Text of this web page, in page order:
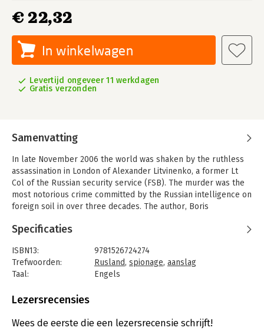
€ 22,32
In winkelwagen
Levertijd ongeveer 11 werkdagen
Gratis verzonden
Samenvatting
In late November 2006 the world was shaken by the ruthless
assassination in London of Alexander Litvinenko, a former Lt
Col of the Russian security service (FSB). The murder was the
most notorious crime committed by the Russian intelligence on
foreign soil in over three decades. The author, Boris
during the investigation and remains in close contact with
officer and an international expert in special operations.
His narrative reveals that since 1917 beginning with Lenin and
out bespoke poisoning operations all over the world to
the Litvinenkos poisoning is just one episode in the chain of
Specificaties
ISBN13:
9781526724274
Trefwoorden:
Rusland, spionage, aanslag
Taal:
Engels
Aantal pagina's:
Druk:
1
Lezersrecensies
Wees de eerste die een lezersrecensie schrijft!